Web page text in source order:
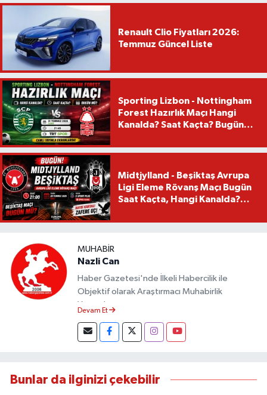
Renault Clio Fiyatları 2026:
Temmuz Güncel Liste
Sporting Lizbon - Nottingham
Forest Hazırlık Maçı Hangi
Kanalda? Saat Kaçta? Bugün
Midtjylland - Beşiktaş Avrupa
Ligi Eleme Rövanş Maçı Bugün
Saat Kaçta, Hangi Kanalda?
MUHABIR
Nazli Can
Haber Gazetesi'nde İlkeli Habercilik ile
Objektif olarak Araştırmacı Muhabirlik
Yapmaktayım.
Devam Et
Bunlar da ilginizi çekebilir